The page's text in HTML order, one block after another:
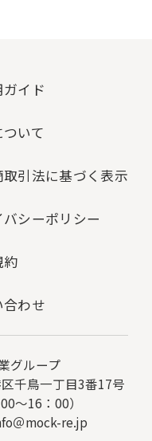
イド
いて
引法に基づく表示
バシーポリシー
約
合わせ
グループ
千鳥一丁目3番17号
～16：00）
＠mock-re.jp